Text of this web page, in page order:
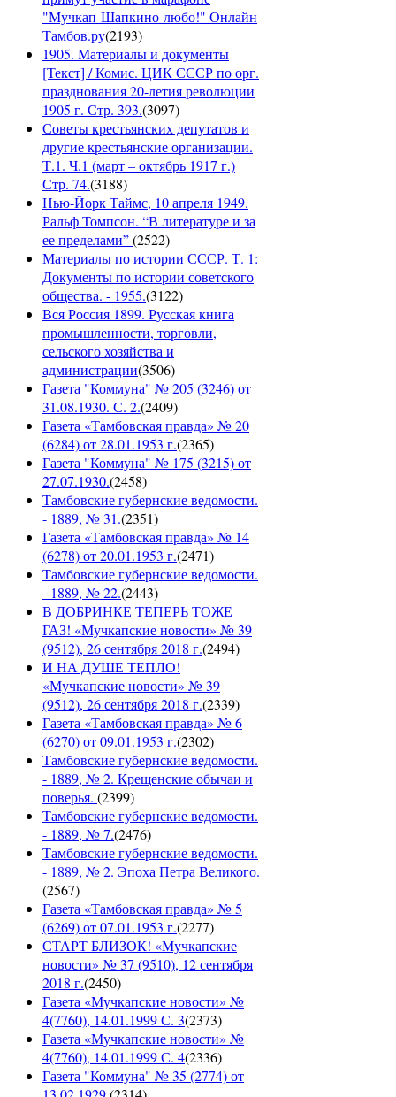
"Мучкап-Шапкино-любо!" Онлайн
Тамбов.ру(2193)
1905. Материалы и документы
[Текст] / Комис. ЦИК СССР по орг.
празднования 20-летия революции
1905 г. Стр. 393.(3097)
Советы крестьянских депутатов и
другие крестьянские организации.
Т.1. Ч.1 (март – октябрь 1917 г.)
Стр. 74.(3188)
Нью-Йорк Таймс, 10 апреля 1949.
Ральф Томпсон. “В литературе и за
ее пределами”(2522)
Материалы по истории СССР. Т. 1:
Документы по истории советского
общества. - 1955.(3122)
Вся Россия 1899. Русская книга
промышленности, торговли,
сельского хозяйства и
администрации(3506)
Газета "Коммуна" № 205 (3246) от
31.08.1930. С. 2.(2409)
Газета «Тамбовская правда» № 20
(6284) от 28.01.1953 г.(2365)
Газета "Коммуна" № 175 (3215) от
27.07.1930.(2458)
Тамбовские губернские ведомости.
- 1889, № 31.(2351)
Газета «Тамбовская правда» № 14
(6278) от 20.01.1953 г.(2471)
Тамбовские губернские ведомости.
- 1889, № 22.(2443)
В ДОБРИНКЕ ТЕПЕРЬ ТОЖЕ
ГАЗ! «Мучкапские новости» № 39
(9512), 26 сентября 2018 г.(2494)
И НА ДУШЕ ТЕПЛО!
«Мучкапские новости» № 39
(9512), 26 сентября 2018 г.(2339)
Газета «Тамбовская правда» № 6
(6270) от 09.01.1953 г.(2302)
Тамбовские губернские ведомости.
- 1889, № 2. Крещенские обычаи и
поверья. (2399)
Тамбовские губернские ведомости.
- 1889, № 7.(2476)
Тамбовские губернские ведомости.
- 1889, № 2. Эпоха Петра Великого.
(2567)
Газета «Тамбовская правда» № 5
(6269) от 07.01.1953 г.(2277)
СТАРТ БЛИЗОК! «Мучкапские
новости» № 37 (9510), 12 сентября
2018 г.(2450)
Газета «Мучкапские новости» №
4(7760), 14.01.1999 С. 3(2373)
Газета «Мучкапские новости» №
4(7760), 14.01.1999 С. 4(2336)
Газета "Коммуна" № 35 (2774) от